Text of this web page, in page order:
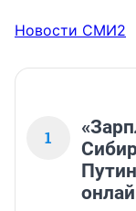
Новости СМИ2
1